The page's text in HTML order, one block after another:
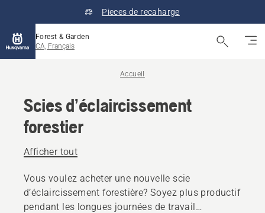
Pieces de recaharge
Forest & Garden
CA, Français
Accueil
Scies d’éclaircissement
forestier
Afficher tout
Vous voulez acheter une nouvelle scie
d’éclaircissement forestière? Soyez plus productif
pendant les longues journées de travail